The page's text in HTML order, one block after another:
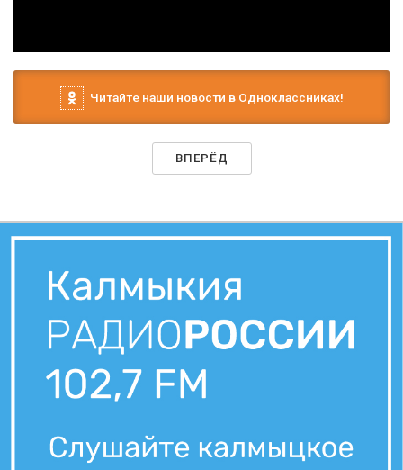
Читайте наши новости в Одноклассниках!
ВПЕРЁД